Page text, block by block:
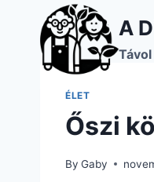
content
A
ÉLET
Őszi
By Gaby